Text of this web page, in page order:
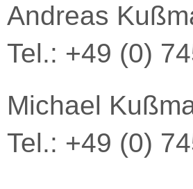
Andreas
Tel.: +49 (0)
Michael
Tel.: +49 (0)